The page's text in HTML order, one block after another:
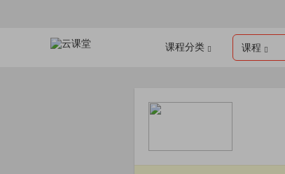
课程分类 课程